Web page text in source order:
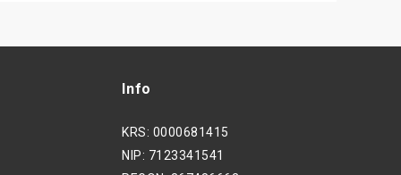
Info
KRS: 0000681415
NIP: 7123341541